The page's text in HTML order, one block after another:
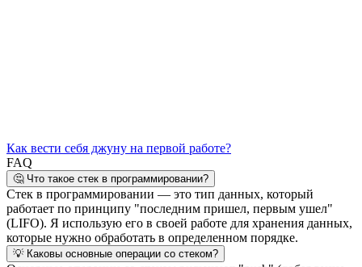
Как вести себя джуну на первой работе?
FAQ
🤔 Что такое стек в программировании?
Стек в программировании — это тип данных, который
работает по принципу "последним пришел, первым ушел"
(LIFO). Я использую его в своей работе для хранения данных,
которые нужно обработать в определенном порядке.
💡 Каковы основные операции со стеком?